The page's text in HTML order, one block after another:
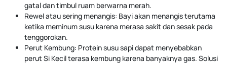
gatal dan timbul ruam berwarna merah.
Rewel atau sering menangis: Bayi akan menangis terutama
ketika meminum susu karena merasa sakit dan sesak pada
tenggorokan.
Perut Kembung: Protein susu sapi dapat menyebabkan
perut Si Kecil terasa kembung karena banyaknya gas. Solusi